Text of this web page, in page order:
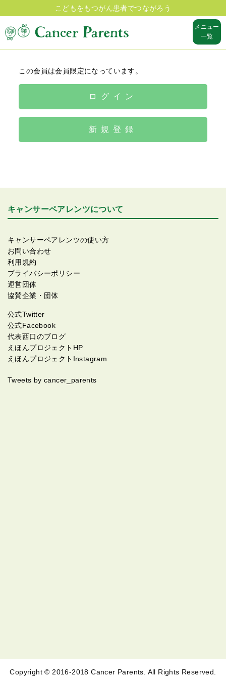
こどもをもつがん患者でつながろう
メニュー
一覧
この会員は会員限定になっています。
ログイン
新規登録
キャンサーペアレンツについて
キャンサーペアレンツの使い方
お問い合わせ
利用規約
プライバシーポリシー
運営団体
協賛企業・団体
公式Twitter
公式Facebook
代表西口のブログ
えほんプロジェクトHP
えほんプロジェクトInstagram
Tweets by cancer_parents
Copyright © 2016-2018 Cancer Parents. All Rights Reserved.